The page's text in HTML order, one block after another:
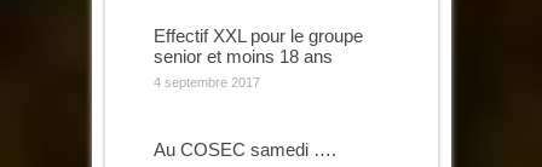
Effectif XXL pour le groupe
senior et moins 18 ans
4 septembre 2017
Au COSEC samedi ….